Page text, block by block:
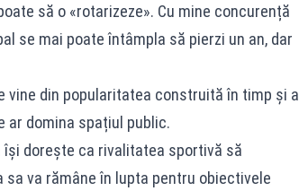
să o «rotarizeze». Cu mine concurență
se mai poate întâmpla să pierzi un an, dar
vine din popularitatea construită în timp și a
ar domina spațiul public.
dorește ca rivalitatea sportivă să
va rămâne în lupta pentru obiectivele